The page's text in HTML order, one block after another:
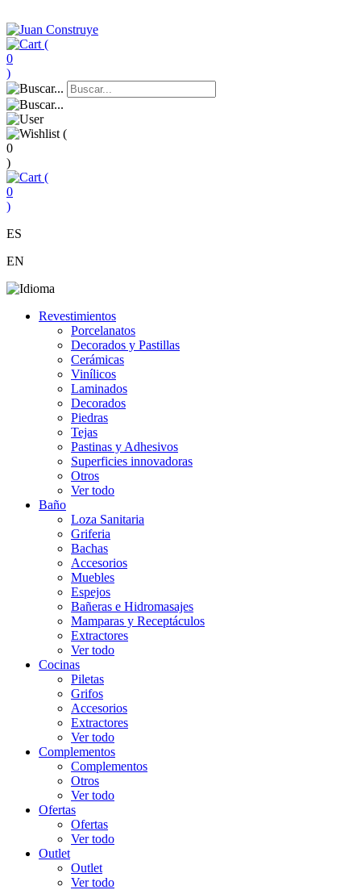
(
0
)
(
0
)
(
0
)
ES
EN
Revestimientos
Porcelanatos
Decorados y Pastillas
Cerámicas
Vinílicos
Laminados
Decorados
Piedras
Tejas
Pastinas y Adhesivos
Superficies innovadoras
Otros
Ver todo
Baño
Loza Sanitaria
Griferia
Bachas
Accesorios
Muebles
Espejos
Bañeras e Hidromasajes
Mamparas y Receptáculos
Extractores
Ver todo
Cocinas
Piletas
Grifos
Accesorios
Extractores
Ver todo
Complementos
Complementos
Otros
Ver todo
Ofertas
Ofertas
Ver todo
Outlet
Outlet
Ver todo